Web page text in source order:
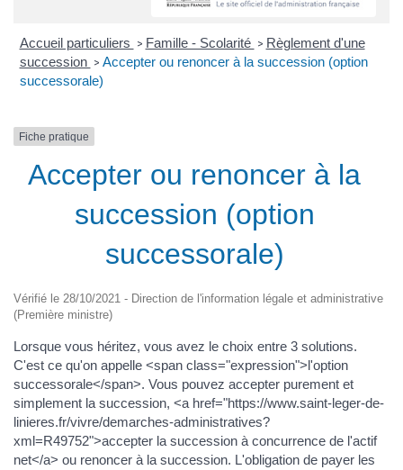
Accueil particuliers > Famille - Scolarité > Règlement d'une
succession > Accepter ou renoncer à la succession (option
successorale)
Fiche pratique
Accepter ou renoncer à la
succession (option
successorale)
Vérifié le 28/10/2021 - Direction de l'information légale et administrative
(Première ministre)
Lorsque vous héritez, vous avez le choix entre 3 solutions.
C'est ce qu'on appelle <span class="expression">l'option
successorale</span>. Vous pouvez accepter purement et
simplement la succession, <a href="https://www.saint-leger-de-
linieres.fr/vivre/demarches-administratives?
xml=R49752">accepter la succession à concurrence de l'actif
net</a> ou renoncer à la succession. L'obligation de payer les